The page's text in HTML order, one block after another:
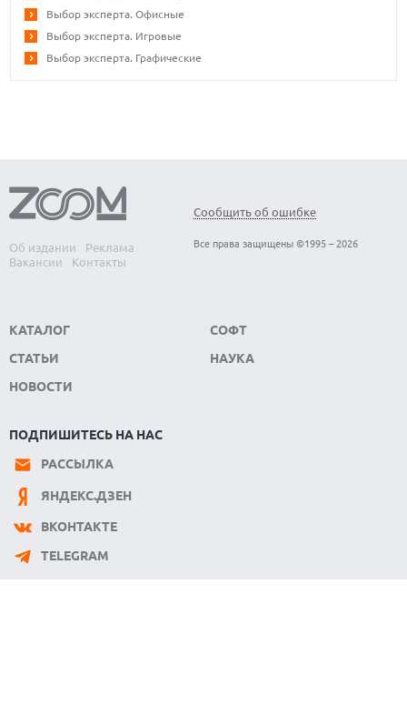
Выбор эксперта. Офисные
Выбор эксперта. Игровые
Выбор эксперта. Графические
Об издании
Реклама
Вакансии
Контакты
Сообщить об ошибке
Все права защищены ©1995 – 2026
КАТАЛОГ
СТАТЬИ
НОВОСТИ
СОФТ
НАУКА
ПОДПИШИТЕСЬ НА НАС
РАССЫЛКА
ЯНДЕКС.ДЗЕН
ВКОНТАКТЕ
TELEGRAM